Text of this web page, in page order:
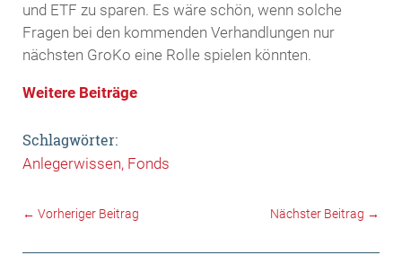
und ETF zu sparen. Es wäre schön, wenn solche
Fragen bei den kommenden Verhandlungen nur
nächsten GroKo eine Rolle spielen könnten.
Weitere Beiträge
Schlagwörter:
Anlegerwissen Fonds
← Vorheriger Beitrag Nächster Beitrag →